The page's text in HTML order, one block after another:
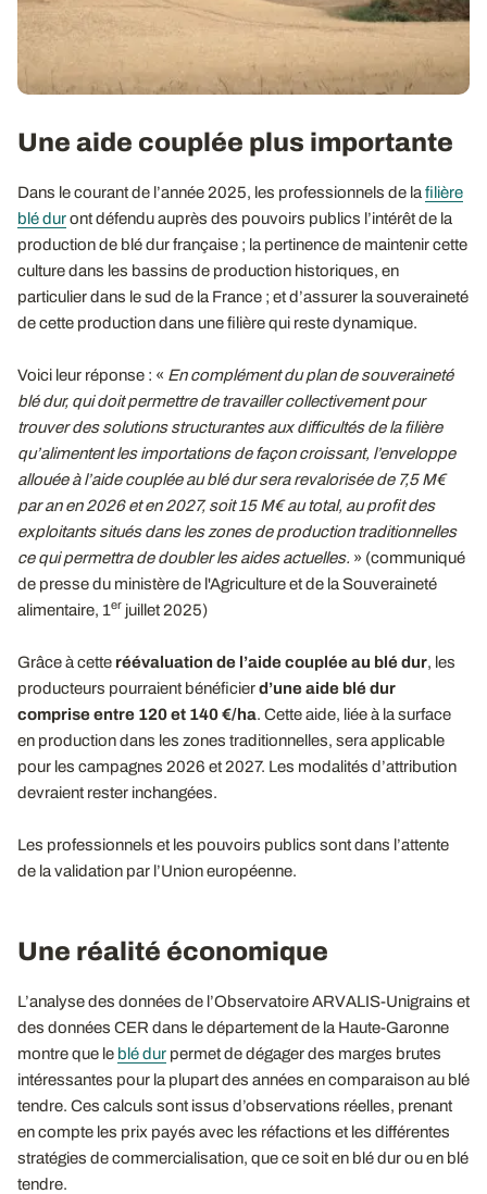
Une aide couplée plus importante
Dans le courant de l’année 2025, les professionnels de la filière
blé duront défendu auprès des pouvoirs publics l’intérêt de la
production de blé dur française ; la pertinence de maintenir cette
culture dans les bassins de production historiques, en
particulier dans le sud de la France ; et d’assurer la souveraineté
de cette production dans une filière qui reste dynamique.
Voici leur réponse : « En complément du plan de souveraineté
blé dur, qui doit permettre de travailler collectivement pour
trouver des solutions structurantes aux difficultés de la filière
qu’alimentent les importations de façon croissant, l’enveloppe
allouée à l’aide couplée au blé dur sera revalorisée de 7,5 M€
par an en 2026 et en 2027, soit 15 M€ au total, au profit des
exploitants situés dans les zones de production traditionnelles
ce qui permettra de doubler les aides actuelles. » (communiqué
de presse du ministère de l'Agriculture et de la Souveraineté
alimentaire, 1er juillet 2025)
Grâce à cette réévaluation de l’aide couplée au blé dur, les
producteurs pourraient bénéficierd’une aide blé dur
comprise entre 120 et 140€/ha. Cette aide, liée à la surface
en production dans les zones traditionnelles, sera applicable
pour les campagnes 2026 et 2027. Les modalités d’attribution
devraient rester inchangées.
Les professionnels et les pouvoirs publics sont dans l’attente
de la validation par l’Union européenne.
Une réalité économique
L’analyse des données de l’Observatoire ARVALIS-Unigrains et
des données CER dans le département de la Haute-Garonne
montre que le blé dur permet de dégager des marges brutes
intéressantes pour la plupart des années en comparaison au blé
tendre. Ces calculs sont issus d’observations réelles, prenant
en compte les prix payés avec les réfactions et les différentes
stratégies de commercialisation, que ce soit en blé dur ou en blé
tendre.